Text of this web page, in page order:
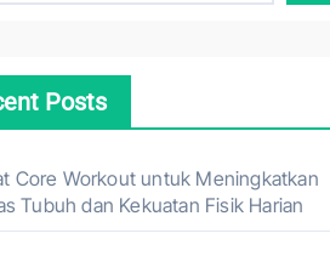
Posts
Core Workout untuk Meningkatkan
Tubuh dan Kekuatan Fisik Harian